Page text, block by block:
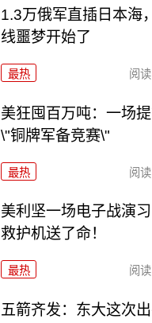
1.3万俄军直插日本海
线噩梦开始了
最热 阅读
美狂囤百万吨：一场
\"铜牌军备竞赛\"
最热 阅读
美利坚一场电子战演
救护机送了命！
最热 阅读
五箭齐发：东大这次